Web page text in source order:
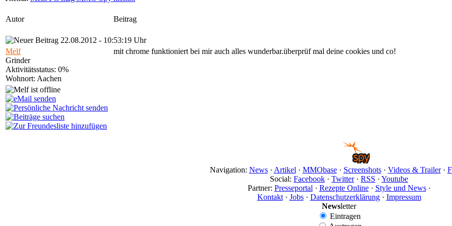
Autor Beitrag
22.08.2012 - 10:53:19 Uhr
Melf
Grinder
Aktivitätsstatus: 0%
Wohnort: Aachen
mit chrome funktioniert bei mir auch alles wunderbar.überprüf mal deine cookies und co!
Navigation: News· Artikel · MMObase· Screenshots· Videos & Trailer·
Social: Facebook · Twitter· RSS · Youtube
Partner: Presseportal · Rezepte Online· Style und News·
Kontakt· Jobs· Datenschutzerklärung· Impressum
Newsletter
Eintragen